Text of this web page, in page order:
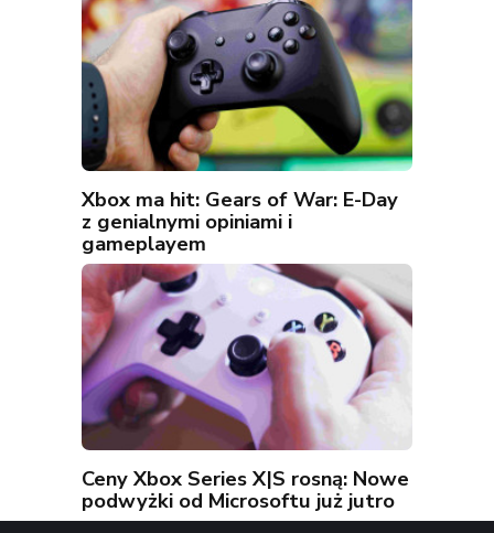
Xbox ma hit: Gears of War: E-Day
z genialnymi opiniami i
gameplayem
Ceny Xbox Series X|S rosną: Nowe
podwyżki od Microsoftu już jutro